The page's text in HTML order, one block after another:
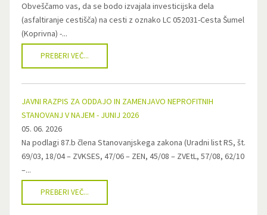
Obveščamo vas, da se bodo izvajala investicijska dela
(asfaltiranje cestišča) na cesti z oznako LC 052031-Cesta Šumel
(Koprivna) -...
PREBERI VEČ...
JAVNI RAZPIS ZA ODDAJO IN ZAMENJAVO NEPROFITNIH
STANOVANJ V NAJEM - JUNIJ 2026
05. 06. 2026
Na podlagi 87.b člena Stanovanjskega zakona (Uradni list RS, št.
69/03, 18/04 – ZVKSES, 47/06 – ZEN, 45/08 – ZVEtL, 57/08, 62/10
–...
PREBERI VEČ...